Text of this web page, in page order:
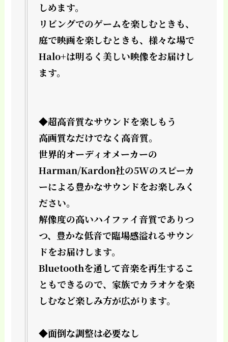
しめます。
リビングでのゲームを楽しむときも、
庭で映画を楽しむときも、様々な場で
Halo+は明るく美しい映像をお届けし
ます。
◆超高音質なサウンドを楽しもう
高画質なだけでなく高音質。
世界的オーディオメーカーの
Harman/Kardon社の5Wのスピーカ
ーによる豊かなサウンドをお楽しみく
ださい。
解像度の高いハイファイ音質でありつ
つ、豊かな低音で臨場感溢れるサウン
ドをお届けします。
Bluetoothを通して音楽を再生するこ
ともできるので、家族でカラオケを楽
しむなど楽しみ方が広がります。
◆面倒な調整は必要なし